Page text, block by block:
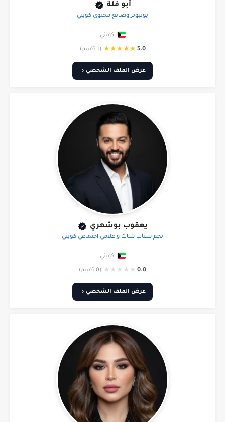
أبو فلة
يوتيوبر وصانع محتوى كويتي
كويتي
5.0
★
★
★
★
★ (1 تقييم)
عرض الملف الشخصي
يعقوب بوشهري
نجم سناب شات وإعلامي اجتماعي كويتي
كويتي
0.0
★
★
★
★
★ (0 تقييم)
عرض الملف الشخصي